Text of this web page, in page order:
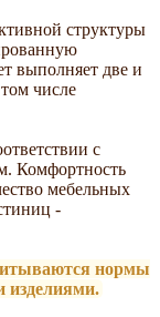
структуры
выполняет две и
числе
с
Комфортность
мебельных
-
нормы
изделиями.